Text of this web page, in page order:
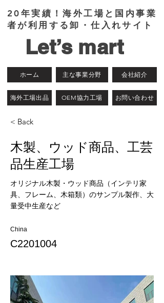
​20年実績！海外工場と国内事業
者が利用する卸・仕入れサイト
Let’s mart
主な事業分野
お問い合わせ
会社紹介
OEM協力工場
ホーム
海外工場出品
< Back
木製、ウッド商品、工芸
品生産工場
オリジナル木製・ウッド商品（インテリ家
具、フレーム、木箱類）のサンプル製作、大
量受中生産など
China
C2201004